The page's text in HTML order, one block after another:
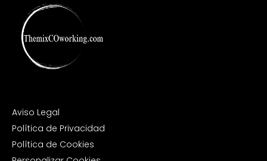
Aviso Legal
Política de Privacidad
Política de Cookies